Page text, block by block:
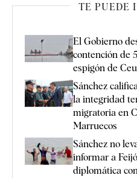
TE PUEDE
El Gobierno
contención de
espigón de
Sánchez
la integridad
migratoria en
Marruecos
Sánchez no
informar a
diplomática